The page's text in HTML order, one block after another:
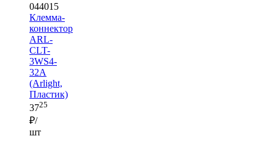
044015
Клемма-
коннектор
ARL-
CLT-
3WS4-
32A
(Arlight,
Пластик)
3725
₽/
шт